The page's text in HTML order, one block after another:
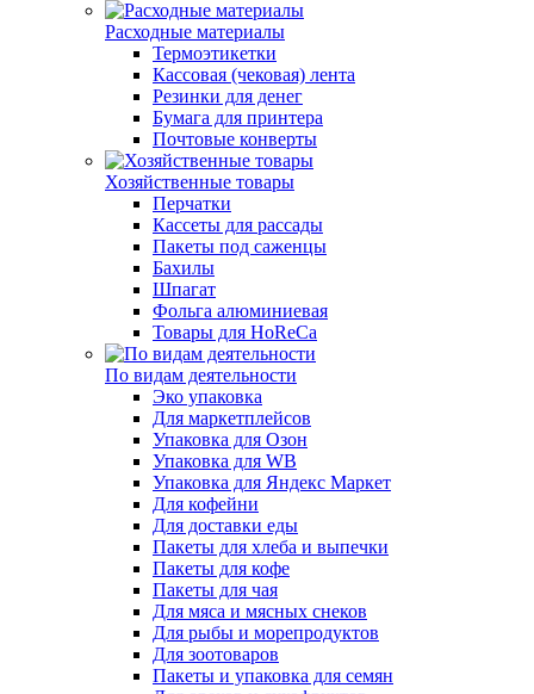
Расходные материалы
Термоэтикетки
Кассовая (чековая) лента
Резинки для денег
Бумага для принтера
Почтовые конверты
Хозяйственные товары
Перчатки
Кассеты для рассады
Пакеты под саженцы
Бахилы
Шпагат
Фольга алюминиевая
Товары для HoReCa
По видам деятельности
Эко упаковка
Для маркетплейсов
Упаковка для Озон
Упаковка для WB
Упаковка для Яндекс Маркет
Для кофейни
Для доставки еды
Пакеты для хлеба и выпечки
Пакеты для кофе
Пакеты для чая
Для мяса и мясных снеков
Для рыбы и морепродуктов
Для зоотоваров
Пакеты и упаковка для семян